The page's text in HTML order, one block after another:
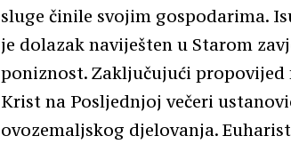
sluge činile svojim gospodarima.
je dolazak naviješten u Starom
poniznost. Zaključujući propovijed
Krist na Posljednjoj večeri
ovozemaljskog djelovanja.